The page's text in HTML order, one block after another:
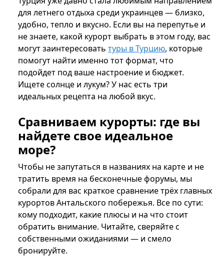
для летнего отдыха среди украинцев — близко,
удобно, тепло и вкусно. Если вы на перепутье и
не знаете, какой курорт выбрать в этом году, вас
могут заинтересовать туры в Турцию, которые
помогут найти именно тот формат, что
подойдет под ваше настроение и бюджет.
Ищете солнце и лукум? У нас есть три
идеальных рецепта на любой вкус.
Сравниваем курорты: где вы
найдете свое идеальное
море?
Чтобы не запутаться в названиях на карте и не
тратить время на бесконечные форумы, мы
собрали для вас краткое сравнение трёх главных
курортов Антальского побережья. Все по сути:
кому подходит, какие плюсы и на что стоит
обратить внимание. Читайте, сверяйте с
собственными ожиданиями — и смело
бронируйте.